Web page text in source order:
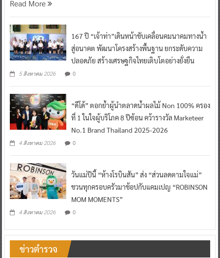
Read More
167 ปี “เจ้าท่า”เดินหน้าขับเคลื่อนคมนาคมทางน้ำ
สู่อนาคต พัฒนาโครงสร้างพื้นฐาน ยกระดับความ
ปลอดภัย สร้างเศรษฐกิจไทยเติบโตอย่างยั่งยืน
5 สิงหาคม 2026 0
“ดีโด้” ตอกย้ำผู้นำตลาดน้ำผลไม้ Non 100% ครอง
ที่ 1 ในใจผู้บริโภค 8 ปีซ้อน คว้ารางวัล Marketeer
No.1 Brand Thailand 2025-2026
4 สิงหาคม 2026 0
วันแม่ปีนี้ “ห้างโรบินสัน” ส่ง “ส่วนลดตามใจแม่”
ชวนทุกครอบครัวมาช้อปกับแคมเปญ “ROBINSON
MOM MOMENTS”
4 สิงหาคม 2026 0
ข่าวตำรวจ